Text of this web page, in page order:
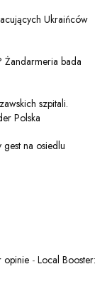
Ukraińców
Żandarmeria bada
szpitali.
Polska
na osiedlu
opinie - Local Booster: